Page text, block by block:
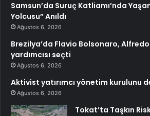
Samsun’da Suruç Katliamı’nda
Yolcusu” Anıldı
Ağustos 6, 2026
Brezilya’da Flavio Bolsonaro, Alfredo
yardımcısı seçti
Ağustos 6, 2026
Aktivist yatırımcı yönetim kurulunu
Ağustos 6, 2026
Tokat’ta Taşkın